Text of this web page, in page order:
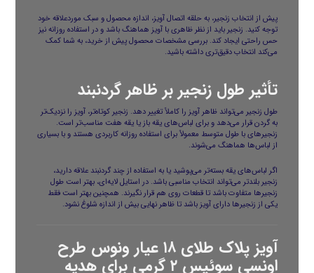
پیش از انتخاب زنجیر، به حلقه اتصال آویز، اندازه محصول و سبک موردعلاقه خود
توجه کنید. زنجیر باید از نظر ظاهری با آویز هماهنگ باشد و در استفاده روزانه نیز
حس راحتی ایجاد کند. بررسی مشخصات محصول پیش از خرید، به شما کمک
می‌کند انتخاب دقیق‌تری داشته باشید.
تأثیر طول زنجیر بر ظاهر گردنبند
طول زنجیر می‌تواند ظاهر آویز را کاملاً تغییر دهد. زنجیر کوتاه‌تر، آویز را نزدیک‌تر
به گردن قرار می‌دهد و برای لباس‌های یقه باز یا یقه هفت مناسب‌تر است.
زنجیرهای با طول متوسط معمولاً برای استفاده روزانه کاربردی هستند و با بسیاری
از لباس‌ها هماهنگ می‌شوند.
اگر لباس‌های یقه بسته‌تر می‌پوشید یا به استفاده از چند گردنبند علاقه دارید،
زنجیر بلندتر می‌تواند انتخاب مناسبی باشد. در استایل لایه‌ای، بهتر است طول
زنجیرها متفاوت باشد تا قطعات روی هم قرار نگیرند. همچنین بهتر است فقط
یکی از زنجیرها دارای آویز باشد تا ظاهر نهایی بیش از اندازه شلوغ نشود.
آویز پلاک طلای ۱۸ عیار ونوس طرح
اونسی سوئیس ۲ گرمی برای هدیه